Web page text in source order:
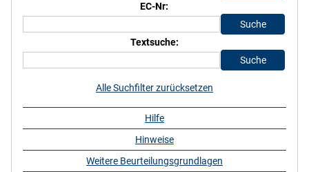
EC-Nr:
Textsuche:
Alle Suchfilter zurücksetzen
Hilfe
Hinweise
Weitere Beurteilungsgrundlagen